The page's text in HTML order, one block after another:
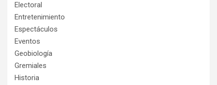
Electoral
Entretenimiento
Espectáculos
Eventos
Geobiología
Gremiales
Historia